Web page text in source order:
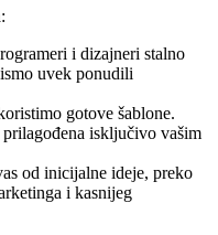
i dizajneri stalno
uvek ponudili
gotove šablone.
isključivo vašim
od inicijalne ideje, preko
i kasnijeg